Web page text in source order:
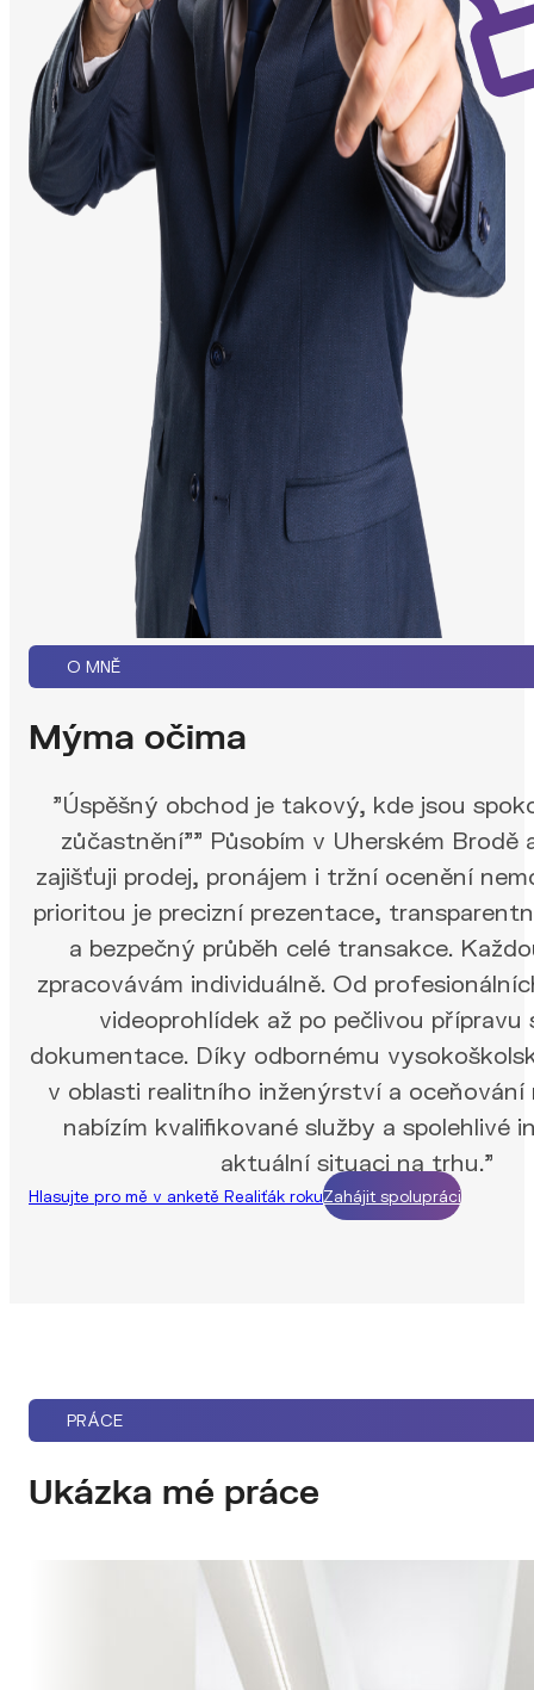
O MNĚ
Mýma očima
"Úspěšný obchod je takový, kde jsou
zůčastnění"" Působím v Uherském Brodě
zajišťuji prodej, pronájem i tržní ocenění
prioritou je precizní prezentace,
a bezpečný průběh celé transakce.
zpracovávám individuálně. Od
videoprohlídek až po pečlivou přípravu
dokumentace. Díky odbornému
v oblasti realitního inženýrství a
nabízím kvalifikované služby a spolehlivé
aktuální situaci na trhu."
Hlasujte pro mě v anketě Realiťák rokuZahájit spolupráci
PRÁCE
Ukázka mé práce